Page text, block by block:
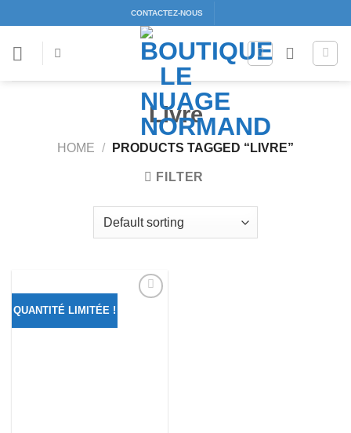
au
contenu
CONTACTEZ-NOUS
Livre
HOME / PRODUCTS TAGGED “LIVRE”
FILTER
QUANTITÉ LIMITÉE !